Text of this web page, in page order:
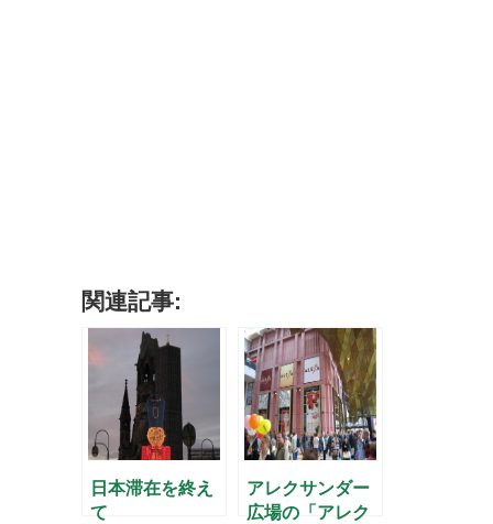
関連記事:
日本滞在を終え
て
アレクサンダー
広場の「アレク